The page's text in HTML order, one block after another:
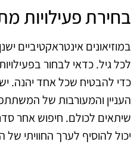
בחירת פעילויות
במוזיאונים אינטראקטיביים
לכל גיל. כדאי לבחור
כדי להבטיח שכל אחד יהנה.
העניין והמעורבות של
שיתאים לכולם. חיפוש אחר
יכול להוסיף לערך החוויתי של